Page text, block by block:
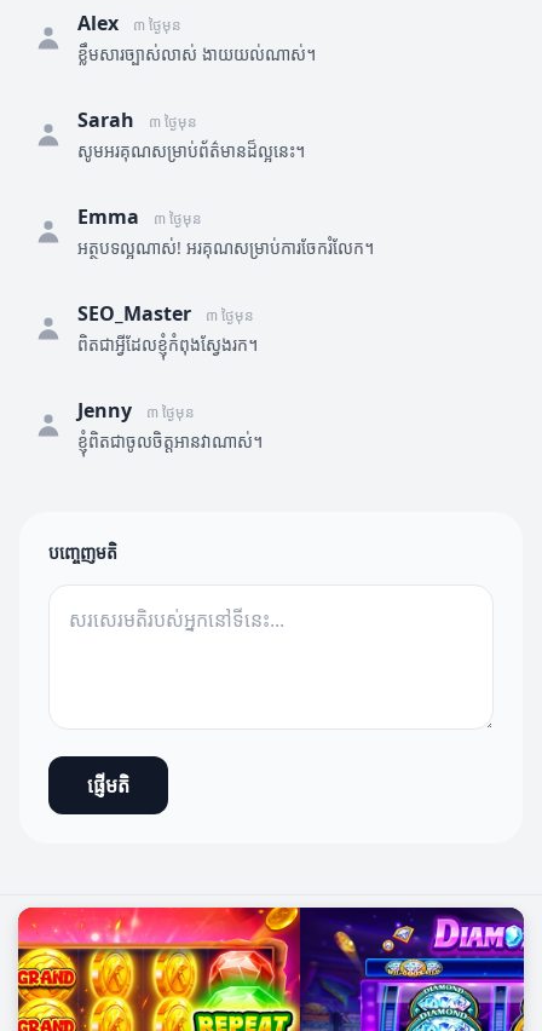
Alex ៣ ថ្ងៃមុន
ខ្លឹមសារច្បាស់លាស់ ងាយយល់ណាស់។
Sarah ៣ ថ្ងៃមុន
សូមអរគុណសម្រាប់ព័ត៌មានដ៏ល្អនេះ។
Emma ៣ ថ្ងៃមុន
អត្ថបទល្អណាស់! អរគុណសម្រាប់ការចែករំលែក។
SEO_Master ៣ ថ្ងៃមុន
ពិតជាអ្វីដែលខ្ញុំកំពុងស្វែងរក។
Jenny ៣ ថ្ងៃមុន
ខ្ញុំពិតជាចូលចិត្តអានវាណាស់។
បញ្ចេញមតិ
ផ្ញើមតិ